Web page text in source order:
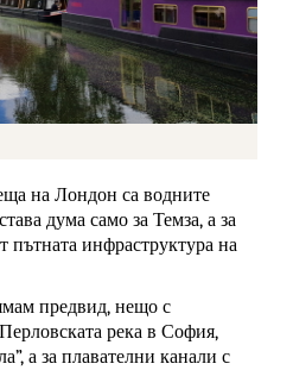
на Лондон са водните
дума само за Темза, а за
пътната инфраструктура на
предвид, нещо с
река в София,
а за плавателни канали с